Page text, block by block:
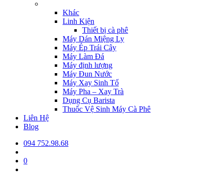
Khác
Linh Kiện
Thiết bị cà phê
Máy Dán Miệng Ly
Máy Ép Trái Cây
Máy Làm Đá
Máy định lượng
Máy Đun Nước
Máy Xay Sinh Tố
Máy Pha – Xay Trà
Dụng Cụ Barista
Thuốc Vệ Sinh Máy Cà Phê
Liên Hệ
Blog
094 752.98.68
0